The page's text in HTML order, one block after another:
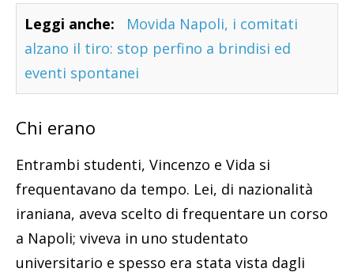
Leggi anche:
Movida Napoli, i comitati
alzano il tiro: stop perfino a brindisi ed
eventi spontanei
Chi erano
Entrambi studenti, Vincenzo e Vida si
frequentavano da tempo. Lei, di nazionalità
iraniana, aveva scelto di frequentare un corso
a Napoli; viveva in uno studentato
universitario e spesso era stata vista dagli